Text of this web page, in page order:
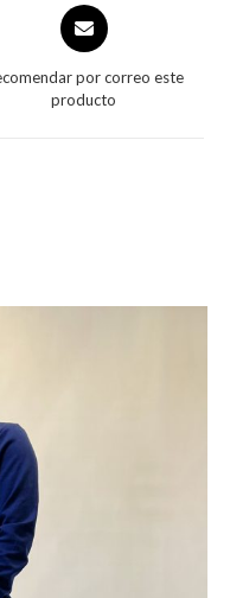
por correo este
producto